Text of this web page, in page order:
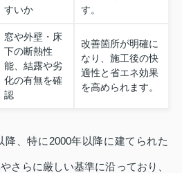
すいか
す。
窓や外壁・床
下の断熱性
能、結露や劣
化の有無を確
認
改善箇所が明確に
なり、施工後の快
適性と省エネ効果
を高められます。
降、特に2000年以降に建てられた
さらに厳しい基準に沿っており、